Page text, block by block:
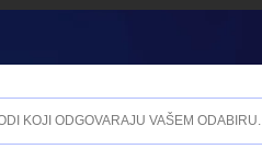
KOJI ODGOVARAJU VAŠEM ODABIRU.